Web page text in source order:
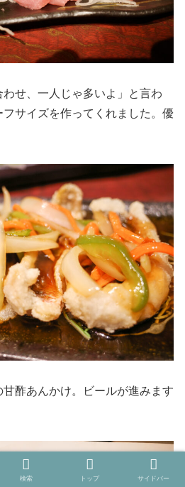
せ、一人じゃ多いよ」と言わ
サイズを作ってくれました。優
酢あんかけ。ビールが進みます
検索 トップ サイドバー